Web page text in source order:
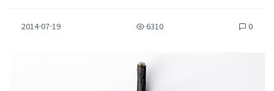
2014-07-19 6310 0